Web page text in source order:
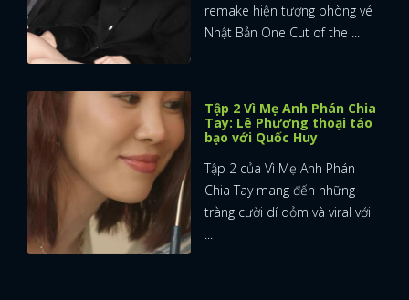
remake hiện tượng phòng vé
Nhật Bản One Cut of the ...
Tập 2 Vì Mẹ Anh Phán Chia
Tay: Lê Phương thoại táo
bạo với Quốc Huy
Tập 2 của Vì Mẹ Anh Phán
Chia Tay mang đến những
tràng cười dí dỏm và viral với
...